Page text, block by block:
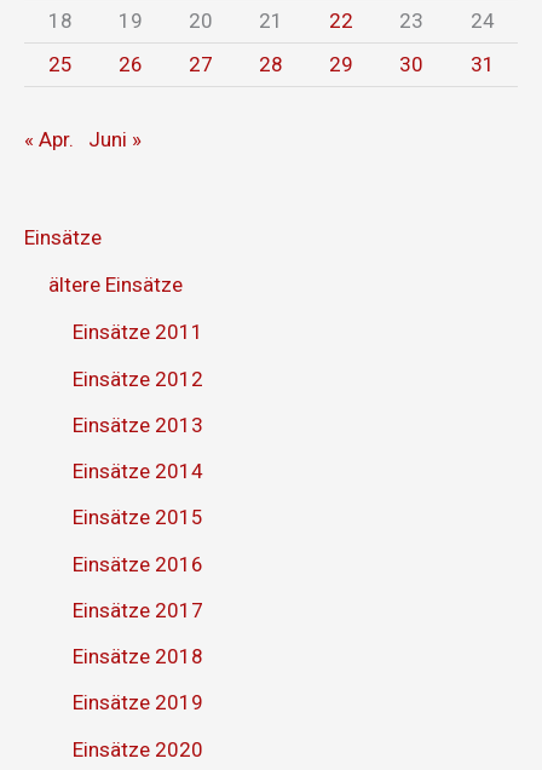
18
19 20 21 22 23
24
25
26 27 28 29 30 31
« Apr. Juni »
Einsätze
ältere Einsätze
Einsätze 2011
Einsätze 2012
Einsätze 2013
Einsätze 2014
Einsätze 2015
Einsätze 2016
Einsätze 2017
Einsätze 2018
Einsätze 2019
Einsätze 2020